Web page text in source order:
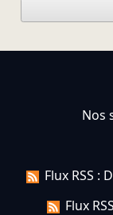
Nos
Flux RSS :
Flux